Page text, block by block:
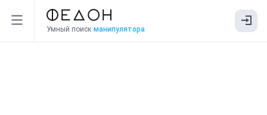
Умный поиск манипулятора